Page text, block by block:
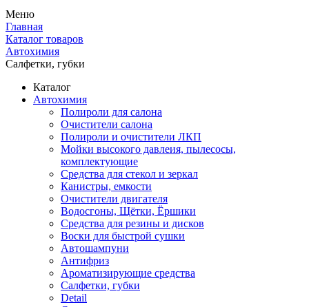
Меню
Главная
Каталог товаров
Автохимия
Салфетки, губки
Каталог
Автохимия
Полироли для салона
Очистители салона
Полироли и очистители ЛКП
Мойки высокого давлеия, пылесосы,
комплектующие
Средства для стекол и зеркал
Канистры, емкости
Очистители двигателя
Водосгоны, Щётки, Ёршики
Средства для резины и дисков
Воски для быстрой сушки
Автошампуни
Антифриз
Ароматизирующие средства
Салфетки, губки
Detail